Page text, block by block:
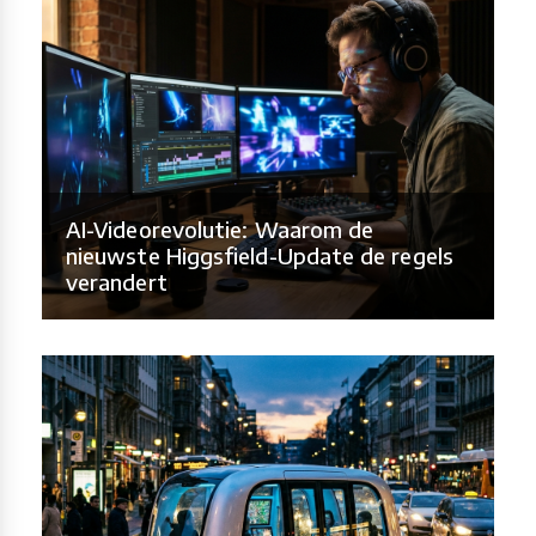
AI-Videorevolutie: Waarom de
nieuwste Higgsfield-Update de regels
verandert